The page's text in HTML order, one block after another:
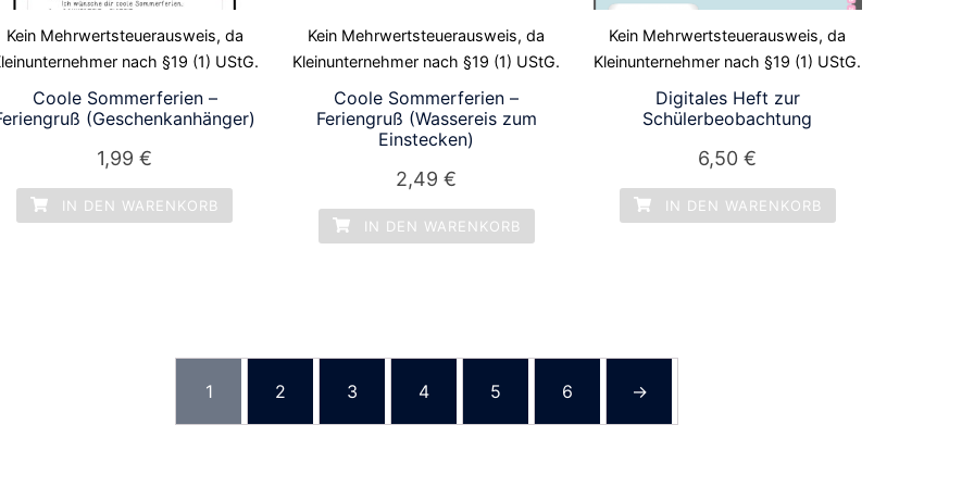
Kein Mehrwertsteuerausweis, da
nach §19 (1) UStG.
Coole Sommerferien –
(Geschenkanhänger)
1,99€
IN DEN WARENKORB
Kein Mehrwertsteuerausweis, da
Kleinunternehmer nach §19 (1) UStG.
Coole Sommerferien –
Feriengruß (Wassereis zum
Einstecken)
2,49€
IN DEN WARENKORB
Kein Mehrwertsteuerausweis, da
Kleinunternehmer nach §19 (1) UStG.
Digitales Heft zur
Schülerbeobachtung
6,50€
IN DEN WARENKORB
1 2 3 4 5 6 →